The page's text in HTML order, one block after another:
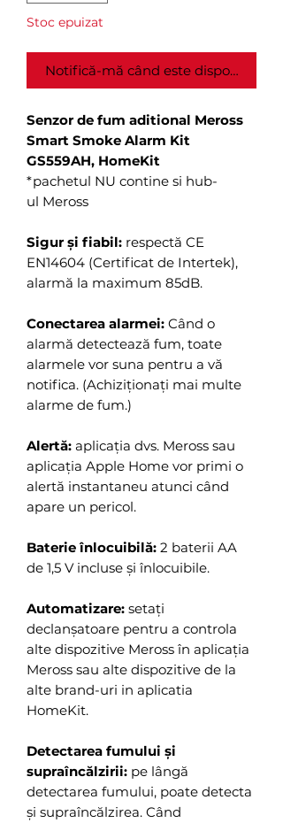
Stoc epuizat
Notifică-mă când este disponibil
Senzor de fum aditional Meross
Smart Smoke Alarm Kit
GS559AH, HomeKit
*pachetul NU contine si hub-
ul Meross
Sigur și fiabil: respectă CE
EN14604 (Certificat de Intertek),
alarmă la maximum 85dB.
Conectarea alarmei: Când o
alarmă detectează fum, toate
alarmele vor suna pentru a vă
notifica. (Achiziționați mai multe
alarme de fum.)
Alertă: aplicația dvs. Meross sau
aplicația Apple Home vor primi o
alertă instantaneu atunci când
apare un pericol.
Baterie înlocuibilă: 2 baterii AA
de 1,5 V incluse și înlocuibile.
Automatizare: setați
declanșatoare pentru a controla
alte dispozitive Meross în aplicația
Meross sau alte dispozitive de la
alte brand-uri in aplicatia
HomeKit.
Detectarea fumului și
supraîncălzirii: pe lângă
detectarea fumului, poate detecta
și supraîncălzirea. Când